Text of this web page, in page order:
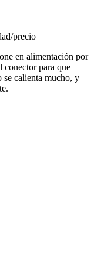
precio
en alimentación por
conector para que
se calienta mucho, y